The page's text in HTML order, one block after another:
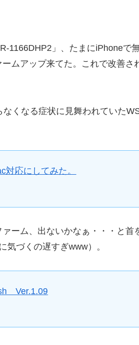
1166DHP2」、たまにiPhoneで
ムアップ来てた。これで改善さ
くなる症状に見舞われていた
応にしてみた。
ーム、出ないかなぁ・・・と首
気づくの遅すぎwww）。
Ver.1.09